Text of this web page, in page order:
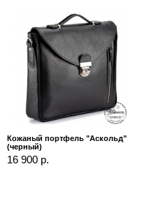
Кожаный портфель "Аскольд"
(черный)
16 900 р.